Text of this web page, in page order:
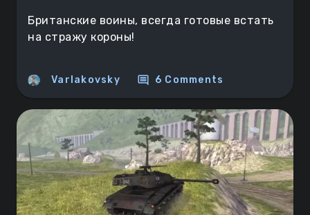
Британские воины, всегда готовые встать
на стражу короны!
Varlakovsky comment 6 Comments